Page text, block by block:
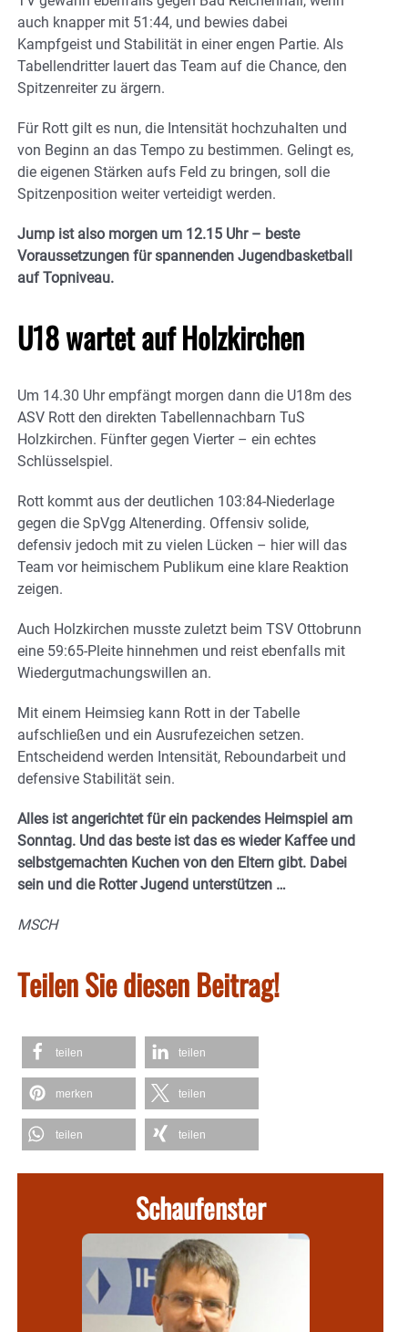
auch knapper mit 51:44, und bewies dabei
Kampfgeist und Stabilität in einer engen Partie. Als
Tabellendritter lauert das Team auf die Chance, den
Spitzenreiter zu ärgern.
Für Rott gilt es nun, die Intensität hochzuhalten und
von Beginn an das Tempo zu bestimmen. Gelingt es,
die eigenen Stärken aufs Feld zu bringen, soll die
Spitzenposition weiter verteidigt werden.
Jump ist also morgen um 12.15 Uhr – beste
Voraussetzungen für spannenden Jugendbasketball
auf Topniveau.
U18 wartet auf Holzkirchen
Um 14.30 Uhr empfängt morgen dann die U18m des
ASV Rott den direkten Tabellennachbarn TuS
Holzkirchen. Fünfter gegen Vierter – ein echtes
Schlüsselspiel.
Rott kommt aus der deutlichen 103:84-Niederlage
gegen die SpVgg Altenerding. Offensiv solide,
defensiv jedoch mit zu vielen Lücken – hier will das
Team vor heimischem Publikum eine klare Reaktion
zeigen.
Auch Holzkirchen musste zuletzt beim TSV Ottobrunn
eine 59:65-Pleite hinnehmen und reist ebenfalls mit
Wiedergutmachungswillen an.
Mit einem Heimsieg kann Rott in der Tabelle
aufschließen und ein Ausrufezeichen setzen.
Entscheidend werden Intensität, Reboundarbeit und
defensive Stabilität sein.
Alles ist angerichtet für ein packendes Heimspiel am
Sonntag. Und das beste ist das es wieder Kaffee und
selbstgemachten Kuchen von den Eltern gibt. Dabei
sein und die Rotter Jugend unterstützen …
MSCH
Teilen Sie diesen Beitrag!
teilen teilen
merken teilen
teilen teilen
Schaufenster